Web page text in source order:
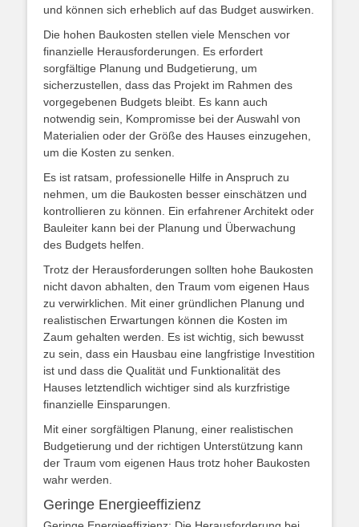
und können sich erheblich auf das Budget auswirken.
Die hohen Baukosten stellen viele Menschen vor
finanzielle Herausforderungen. Es erfordert
sorgfältige Planung und Budgetierung, um
sicherzustellen, dass das Projekt im Rahmen des
vorgegebenen Budgets bleibt. Es kann auch
notwendig sein, Kompromisse bei der Auswahl von
Materialien oder der Größe des Hauses einzugehen,
um die Kosten zu senken.
Es ist ratsam, professionelle Hilfe in Anspruch zu
nehmen, um die Baukosten besser einschätzen und
kontrollieren zu können. Ein erfahrener Architekt oder
Bauleiter kann bei der Planung und Überwachung
des Budgets helfen.
Trotz der Herausforderungen sollten hohe Baukosten
nicht davon abhalten, den Traum vom eigenen Haus
zu verwirklichen. Mit einer gründlichen Planung und
realistischen Erwartungen können die Kosten im
Zaum gehalten werden. Es ist wichtig, sich bewusst
zu sein, dass ein Hausbau eine langfristige Investition
ist und dass die Qualität und Funktionalität des
Hauses letztendlich wichtiger sind als kurzfristige
finanzielle Einsparungen.
Mit einer sorgfältigen Planung, einer realistischen
Budgetierung und der richtigen Unterstützung kann
der Traum vom eigenen Haus trotz hoher Baukosten
wahr werden.
Geringe Energieeffizienz